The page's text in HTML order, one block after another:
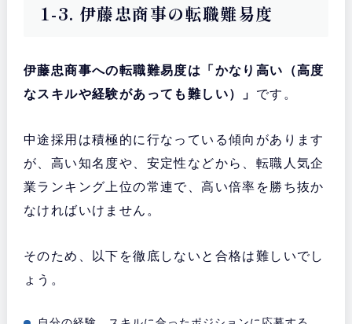
1-3. 伊藤忠商事の転職難易度
伊藤忠商事への転職難易度は「かなり高い（高度
なスキルや経験があっても難しい）」 です。
中途採用は積極的に行なっている傾向があります
が、高い知名度や、安定性などから、転職人気企
業ランキング上位の常連で、高い倍率を勝ち抜か
なければいけません。
そのため、以下を徹底しないと合格は難しいでし
ょう。